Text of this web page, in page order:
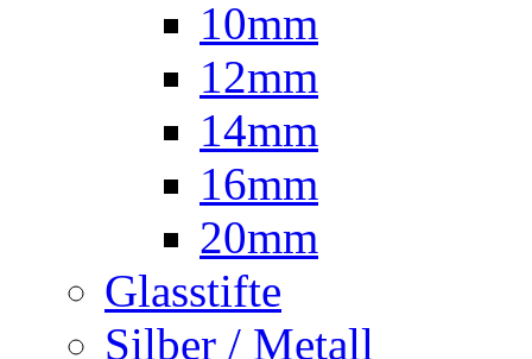
10mm
12mm
14mm
16mm
20mm
Glasstifte
Silber / Metall